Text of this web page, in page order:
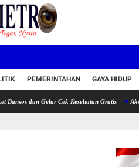
PEMERINTAHAN GAYA HIDUP
Gelar Cek Kesehatan Gratis Akses Tol